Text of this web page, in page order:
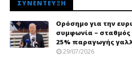
ΣΥΝΈΝΤΕΥΞΗ
Ορόσημο για την
συμφωνία – σταθμός
25% παραγωγής
29/07/2026